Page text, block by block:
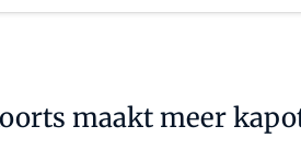
maakt meer